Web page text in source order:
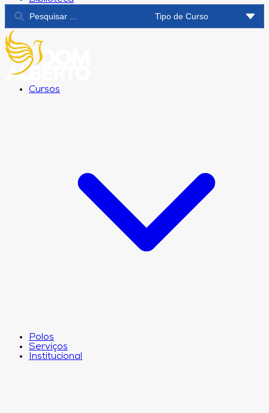
Cursos
Polos
Serviços
Institucional